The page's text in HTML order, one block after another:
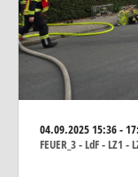
04.09.202515:36 -
FEUER_3 - LdF - LZ1